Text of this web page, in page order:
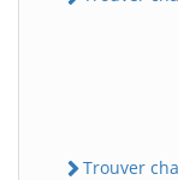
Trouver